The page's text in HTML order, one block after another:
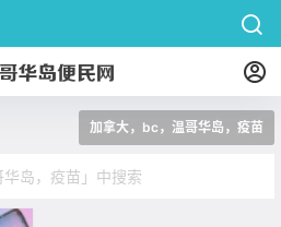
加拿大，bc，温哥华岛，疫苗